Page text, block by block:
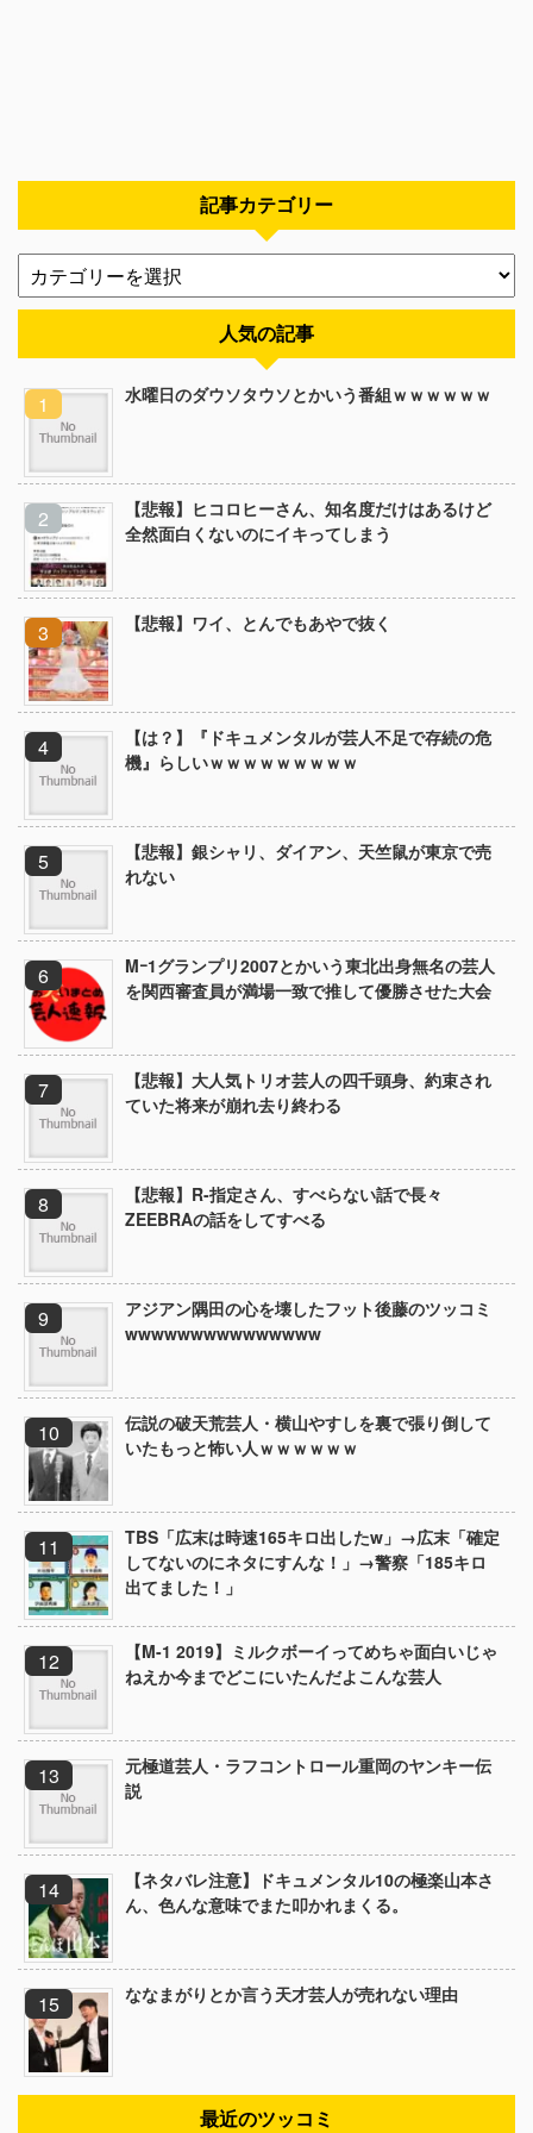
記事カテゴリー
人気の記事
水曜日のダウソタウソとかいう番組ｗｗｗｗｗｗ
【悲報】ヒコロヒーさん、知名度だけはあるけど
全然面白くないのにイキってしまう
【悲報】ワイ、とんでもあやで抜く
【は？】『ドキュメンタルが芸人不足で存続の危
機』らしいｗｗｗｗｗｗｗｗｗ
【悲報】銀シャリ、ダイアン、天竺鼠が東京で売
れない
Mｰ1グランプリ2007とかいう東北出身無名の芸人
を関西審査員が満場一致で推して優勝させた大会
【悲報】大人気トリオ芸人の四千頭身、約束され
ていた将来が崩れ去り終わる
【悲報】R-指定さん、すべらない話で長々
ZEEBRAの話をしてすべる
アジアン隅田の心を壊したフット後藤のツッコミ
wwwwwwwwwwwwwww
伝説の破天荒芸人・横山やすしを裏で張り倒して
いたもっと怖い人ｗｗｗｗｗｗ
TBS「広末は時速165キロ出したw」→広末「確定
してないのにネタにすんな！」→警察「185キロ
出てました！」
【M-1 2019】ミルクボーイってめちゃ面白いじゃ
ねえか今までどこにいたんだよこんな芸人
元極道芸人・ラフコントロール重岡のヤンキー伝
説
【ネタバレ注意】ドキュメンタル10の極楽山本さ
ん、色んな意味でまた叩かれまくる。
ななまがりとか言う天才芸人が売れない理由
最近のツッコミ